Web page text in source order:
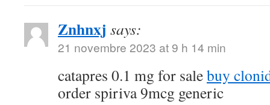
Znhnxj says:
21 novembre 2023 at 9 h 14 min
catapres 0.1 mg for salebuy
order spiriva 9mcg generic